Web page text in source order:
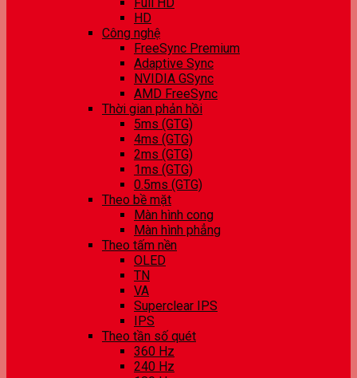
HD
Công nghệ
FreeSync Premium
Adaptive Sync
NVIDIA GSync
AMD FreeSync
Thời gian phản hồi
5ms (GTG)
4ms (GTG)
2ms (GTG)
1ms (GTG)
0.5ms (GTG)
Theo bề mặt
Màn hình cong
Màn hình phẳng
Theo tấm nền
OLED
TN
VA
Superclear IPS
IPS
Theo tần số quét
360 Hz
240 Hz